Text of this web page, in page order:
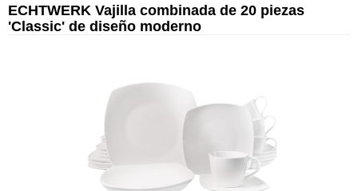
ECHTWERK Vajilla combinada de 20 piezas
'Classic' de diseño moderno